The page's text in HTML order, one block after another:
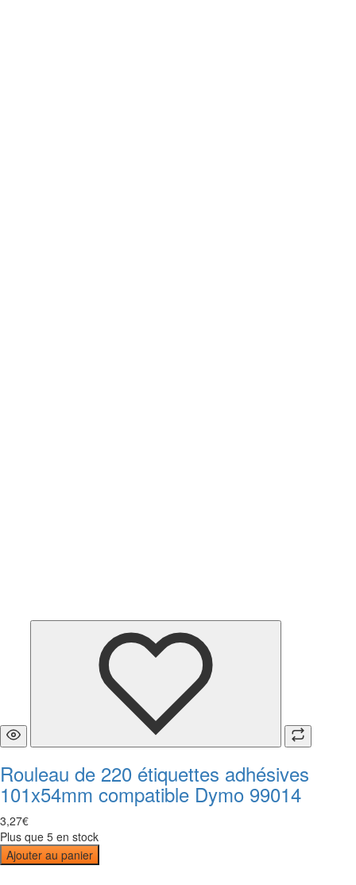
Rouleau de 220 étiquettes adhésives
101x54mm compatible Dymo 99014
3,27€
Plus que 5 en stock
Ajouter au panier